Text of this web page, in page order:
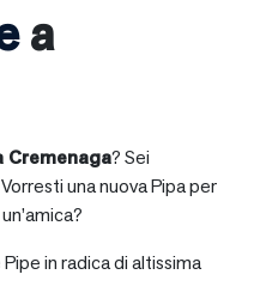
a
Cremenaga? Sei
una nuova Pipa per
in radica di altissima